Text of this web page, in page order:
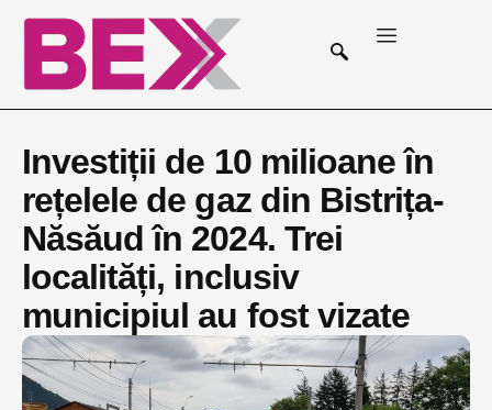
Investiții de 10 milioane în
rețelele de gaz din Bistrița-
Năsăud în 2024. Trei
localități, inclusiv
municipiul au fost vizate